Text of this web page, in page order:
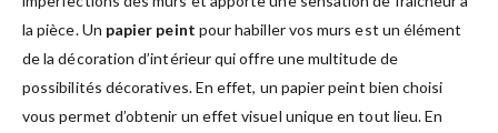
la pièce. Un papier peint pour habiller vos murs est un élément
de la décoration d’intérieur qui offre une multitude de
possibilités décoratives. En effet, un papier peint bien choisi
vous permet d’obtenir un effet visuel unique en tout lieu. En